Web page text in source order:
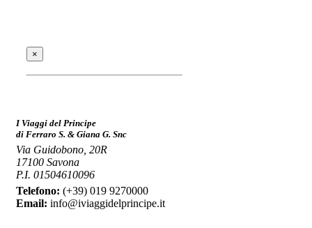
×
I Viaggi del Principe
di Ferraro S. & Giana G. Snc
Via Guidobono, 20R
17100 Savona
P.I. 01504610096
Telefono: (+39) 019 9270000
Email: info@iviaggidelprincipe.it